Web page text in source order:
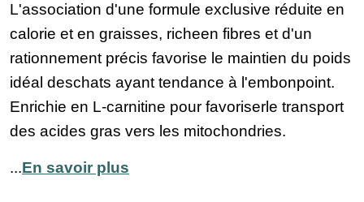
L'association d'une formule exclusive réduite en
calorie et en graisses, richeen fibres et d'un
rationnement précis favorise le maintien du poids
idéal deschats ayant tendance à l'embonpoint.
Enrichie en L-carnitine pour favoriserle transport
des acides gras vers les mitochondries.
...En savoir plus